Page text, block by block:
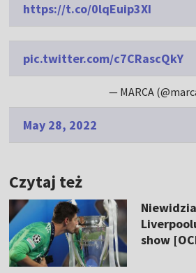
https://t.co/0lqEuip3XI
pic.twitter.com/c7CRascQkY
— MARCA
May 28, 2022
Czytaj też
show